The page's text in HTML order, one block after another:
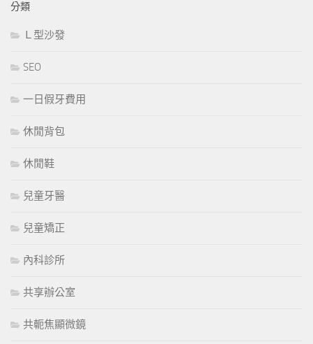
分類
Ｌ型沙發
SEO
一日假牙費用
休閒背包
休閒鞋
兒童牙醫
兒童矯正
內科診所
共享辦公室
共軛焦顯微鏡